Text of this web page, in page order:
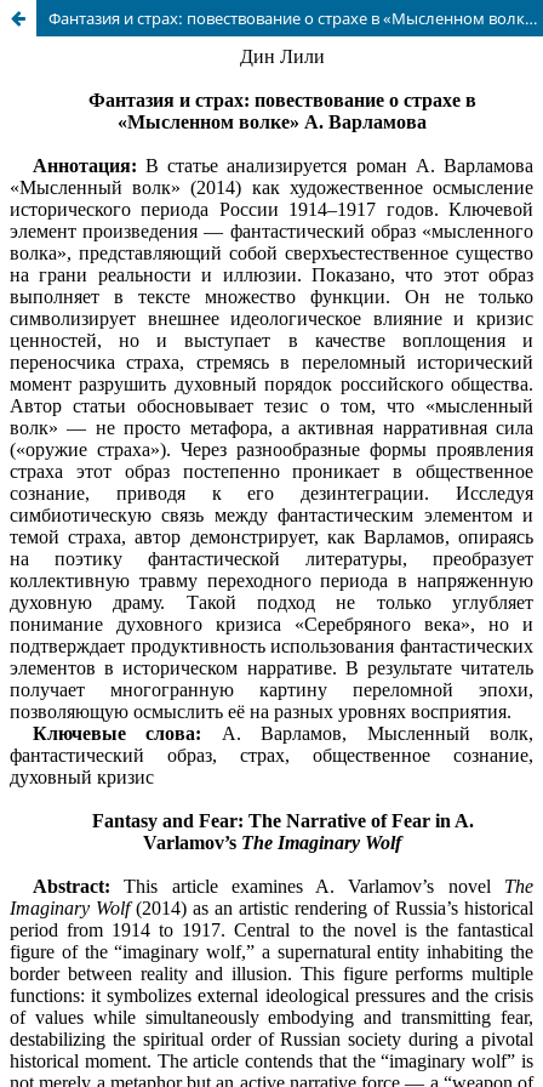
Фантазия и страх: повествование о страхе в «Мысленном волке» А. Варламова